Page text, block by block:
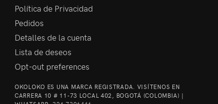
Política de Privacidad
Pedidos
Detalles de la cuenta
Lista de deseos
Opt-out preferences
OKOLOKO ES UNA MARCA REGISTRADA. VISÍTENOS EN
CARRERA 10 # 11-73 LOCAL 402, BOGOTÁ (COLOMBIA) |